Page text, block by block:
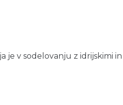
je v sodelovanju z idrijskimi